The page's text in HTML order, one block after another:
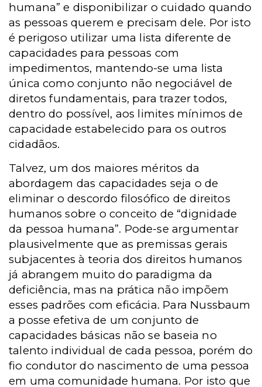
humana” e disponibilizar o cuidado quando
as pessoas querem e precisam dele. Por isto
é perigoso utilizar uma lista diferente de
capacidades para pessoas com
impedimentos, mantendo-se uma lista
única como conjunto não negociável de
diretos fundamentais, para trazer todos,
dentro do possível, aos limites mínimos de
capacidade estabelecido para os outros
cidadãos.
Talvez, um dos maiores méritos da
abordagem das capacidades seja o de
eliminar o descordo filosófico de direitos
humanos sobre o conceito de “dignidade
da pessoa humana”. Pode-se argumentar
plausivelmente que as premissas gerais
subjacentes à teoria dos direitos humanos
já abrangem muito do paradigma da
deficiência, mas na prática não impõem
esses padrões com eficácia. Para Nussbaum
a posse efetiva de um conjunto de
capacidades básicas não se baseia no
talento individual de cada pessoa, porém do
fio condutor do nascimento de uma pessoa
em uma comunidade humana. Por isto que